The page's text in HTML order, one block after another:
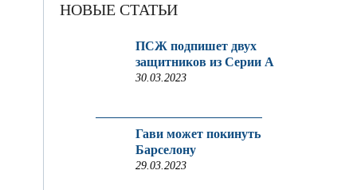
НОВЫЕ СТАТЬИ
ПСЖ подпишет двух
защитников из Серии A
30.03.2023
Гави может покинуть
Барселону
29.03.2023